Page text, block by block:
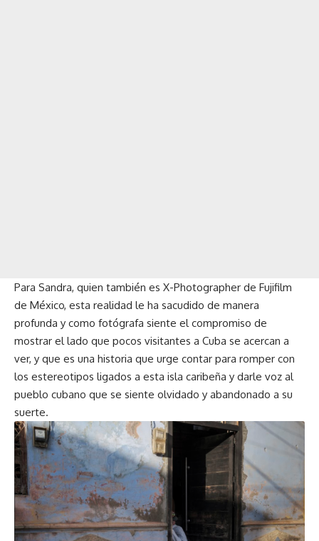
Para Sandra, quien también es X-Photographer de Fujifilm
de México, esta realidad le ha sacudido de manera
profunda y como fotógrafa siente el compromiso de
mostrar el lado que pocos visitantes a Cuba se acercan a
ver, y que es una historia que urge contar para romper con
los estereotipos ligados a esta isla caribeña y darle voz al
pueblo cubano que se siente olvidado y abandonado a su
suerte.